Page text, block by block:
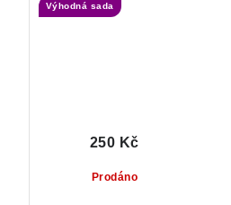
olivínu
Výhodná sada
Prodáno
250 Kč